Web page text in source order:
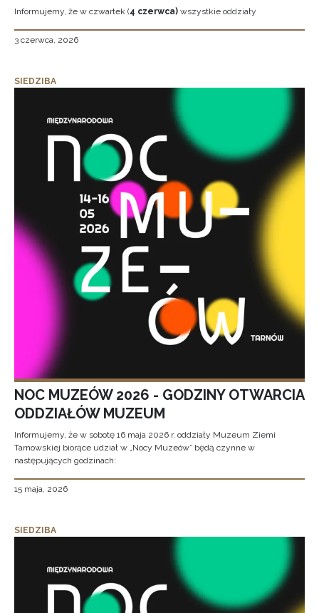
Informujemy, że w czwartek (4 czerwca) wszystkie oddziały
3 czerwca, 2026
SIEDZIBA
NOC MUZEÓW 2026 - GODZINY OTWARCIA
ODDZIAŁÓW MUZEUM
Informujemy, że w sobotę 16 maja 2026 r. oddziały Muzeum Ziemi
Tarnowskiej biorące udział w „Nocy Muzeów” będą czynne w
następujących godzinach:
15 maja, 2026
SIEDZIBA